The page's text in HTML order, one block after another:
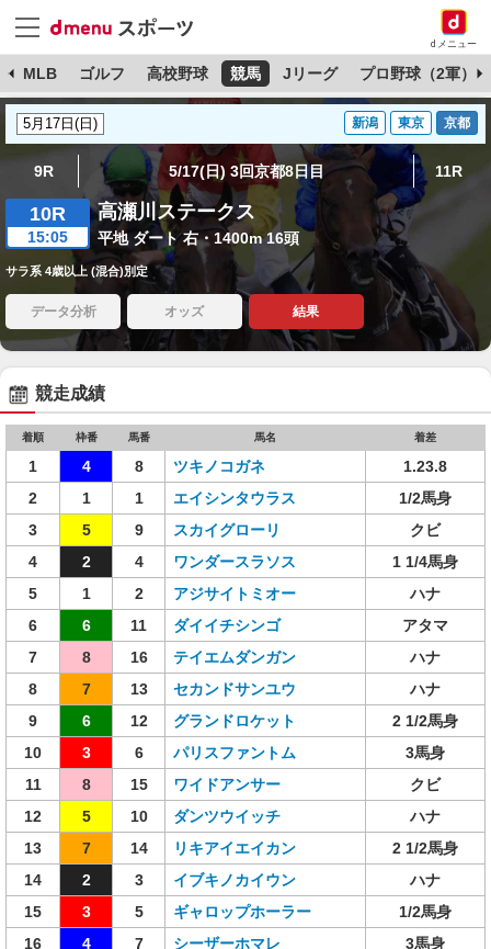
dメニュー
MLB ゴルフ 高校野球 競馬 Jリーグ プロ野球（2軍）
新潟 東京 京都
9R 5/17(日) 3回京都8日目 11R
10R
15:05
高瀬川ステークス
平地 ダート 右・1400m 16頭
サラ系 4歳以上 (混合)別定
データ分析 オッズ 結果
競走成績
着順 枠番 馬番 馬名 着差
1 4 8 ツキノコガネ
1.23.8
2
1 1 エイシンタウラス
1/2馬身
3
5 9 スカイグローリ
クビ
4
2 4 ワンダースラソス
1 1/4馬身
5
1 2 アジサイトミオー
ハナ
6
6 11 ダイイチシンゴ
アタマ
7
8 16 テイエムダンガン
ハナ
8
7 13 セカンドサンユウ
ハナ
9
6 12 グランドロケット
2 1/2馬身
10
3 6 パリスファントム
3馬身
11
8 15 ワイドアンサー
クビ
12
5 10 ダンツウイッチ
ハナ
13
7 14 リキアイエイカン
2 1/2馬身
14
2 3 イブキノカイウン
ハナ
15
3 5 ギャロップホーラー
1/2馬身
16
4 7 シーザーホマレ 3馬身